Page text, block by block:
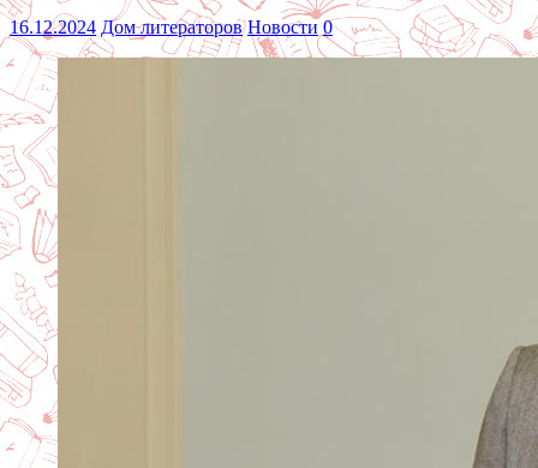
16.12.2024 Дом литераторов Новости 0